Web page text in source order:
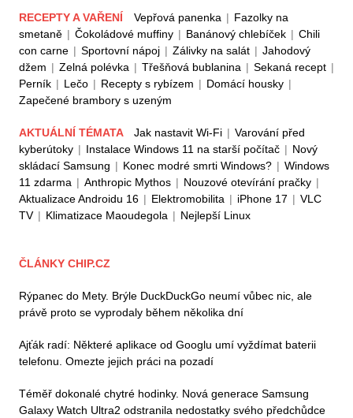
RECEPTY A VAŘENÍ Vepřová panenka | Fazolky na
smetaně | Čokoládové muffiny | Banánový chlebíček | Chili
con carne | Sportovní nápoj | Zálivky na salát | Jahodový
džem | Zelná polévka | Třešňová bublanina | Sekaná recept |
Perník | Lečo | Recepty s rybízem | Domácí housky |
Zapečené brambory s uzeným
AKTUÁLNÍ TÉMATA Jak nastavit Wi-Fi | Varování před
kyberútoky | Instalace Windows 11 na starší počítač | Nový
skládací Samsung | Konec modré smrti Windows? | Windows
11 zdarma | Anthropic Mythos | Nouzové otevírání pračky |
Aktualizace Androidu 16 | Elektromobilita | iPhone 17 | VLC
TV | Klimatizace Maoudegola | Nejlepší Linux
ČLÁNKY CHIP.CZ
Rýpanec do Mety. Brýle DuckDuckGo neumí vůbec nic, ale
právě proto se vyprodaly během několika dní
Ajťák radí: Některé aplikace od Googlu umí vyždímat baterii
telefonu. Omezte jejich práci na pozadí
Téměř dokonalé chytré hodinky. Nová generace Samsung
Galaxy Watch Ultra2 odstranila nedostatky svého předchůdce